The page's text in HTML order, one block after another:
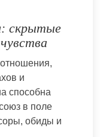
скрытые
и
способна
в поле
обиды и